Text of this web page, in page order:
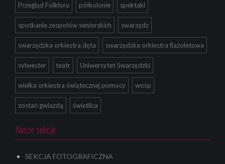
Przegląd Folkloru półkolonie spektakl
spotkanie zespołów seniorskich swarzędz
swarzędzka orkiestra dęta swarzędzka orkiestra flażoletowa
sylwester teatr Uniwersytet Swarzędzki
wielka orkiestra świątecznej pomocy wośp
zostań gwiazdą świetlica
Nasze sekcje
SEKCJA FOTOGRAFICZNA